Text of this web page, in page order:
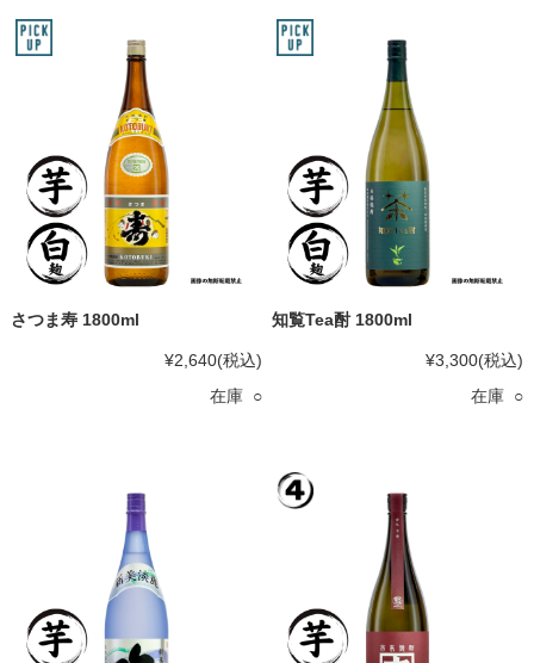
さつま寿 1800ml
¥2,640(税込)
在庫 ○
知覧Tea酎 1800ml
¥3,300(税込)
在庫 ○